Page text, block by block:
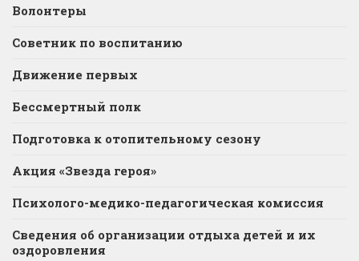
Волонтеры
Советник по воспитанию
Движение первых
Бессмертный полк
Подготовка к отопительному сезону
Акция «Звезда героя»
Психолого-медико-педагогическая комиссия
Сведения об организации отдыха детей и их
оздоровления